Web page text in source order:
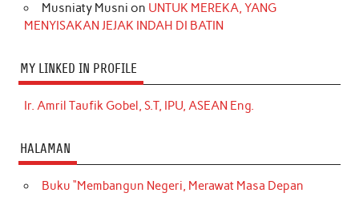
Musniaty Musni on UNTUK MEREKA, YANG
MENYISAKAN JEJAK INDAH DI BATIN
MY LINKED IN PROFILE
Ir. Amril Taufik Gobel, S.T, IPU, ASEAN Eng.
HALAMAN
Buku “Membangun Negeri, Merawat Masa Depan